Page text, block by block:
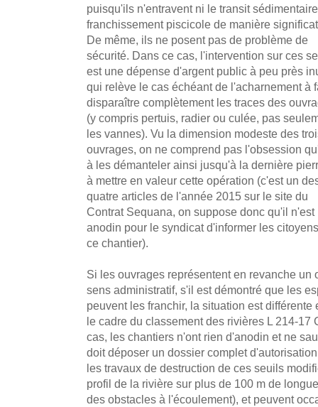
puisqu'ils n'entravent ni le transit
franchissement piscicole de manière
De même, ils ne posent pas de problème de
sécurité. Dans ce cas, l'intervention sur ces
est une dépense d'argent public à peu près
qui relève le cas échéant de l'acharnement à
disparaître complètement les traces des
(y compris pertuis, radier ou culée, pas
les vannes). Vu la dimension modeste des
ouvrages, on ne comprend pas l'obsession
à les démanteler ainsi jusqu'à la dernière
à mettre en valeur cette opération (c'est un
quatre articles de l'année 2015 sur le site du
Contrat Sequana, on suppose donc qu'il n'est
anodin pour le syndicat d'informer les
ce chantier).
Si les ouvrages représentent en revanche un
sens administratif, s'il est démontré que les
peuvent les franchir, la situation est
le cadre du classement des rivières L 214-17
cas, les chantiers n'ont rien d'anodin et ne
doit déposer un dossier complet
les travaux de destruction de ces seuils
profil de la rivière sur plus de 100 m de
des obstacles à l'écoulement), et peuvent